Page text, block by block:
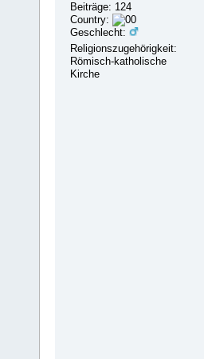
Beiträge: 124
Country:
Geschlecht:
Religionszugehörigkeit:
Römisch-katholische
Kirche